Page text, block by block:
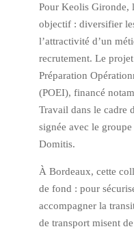
Pour Keolis Gironde,
objectif : diversifier
l’attractivité d’un
recrutement. Le
Préparation
(POEI), financé
Travail dans le cadre
signée avec le
Domitis.
À Bordeaux, cette
de fond : pour
accompagner la
de transport misent